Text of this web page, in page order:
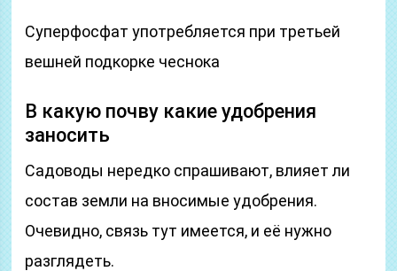
Суперфосфат употребляется при третьей
вешней подкорке чеснока
В какую почву какие удобрения
заносить
Садоводы нередко спрашивают, влияет ли
состав земли на вносимые удобрения.
Очевидно, связь тут имеется, и её нужно
разглядеть.